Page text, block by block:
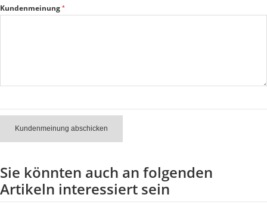
Kundenmeinung
Kundenmeinung abschicken
Sie könnten auch an folgenden
Artikeln interessiert sein